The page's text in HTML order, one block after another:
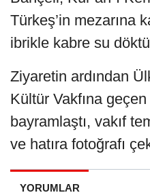
Türkeş’in mezarına
ibrikle kabre su
Ziyaretin ardından
Kültür Vakfına
bayramlaştı, vakıf
ve hatıra fotoğrafı
YORUMLAR